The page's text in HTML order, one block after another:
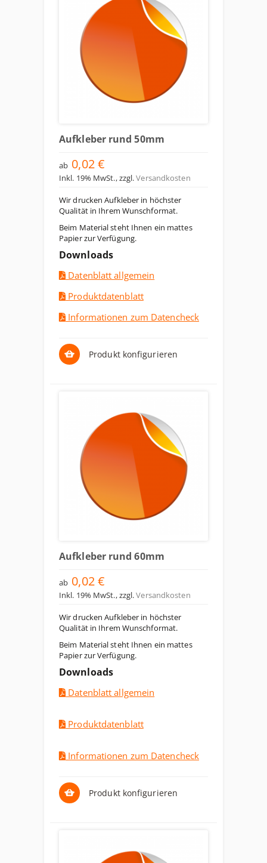
Aufkleber rund 50mm
ab 0,02 €
Inkl. 19% MwSt.,zzgl.Versandkosten
Wir drucken Aufkleber in höchster
Qualität in Ihrem Wunschformat.
Beim Material steht Ihnen ein mattes
Papier zur Verfügung.
Downloads
Datenblatt allgemein
Produktdatenblatt
Informationen zum Datencheck
Produkt konfigurieren
Aufkleber rund 60mm
ab 0,02 €
Inkl. 19% MwSt.,zzgl.Versandkosten
Wir drucken Aufkleber in höchster
Qualität in Ihrem Wunschformat.
Beim Material steht Ihnen ein mattes
Papier zur Verfügung.
Downloads
Datenblatt allgemein
Produktdatenblatt
Informationen zum Datencheck
Produkt konfigurieren